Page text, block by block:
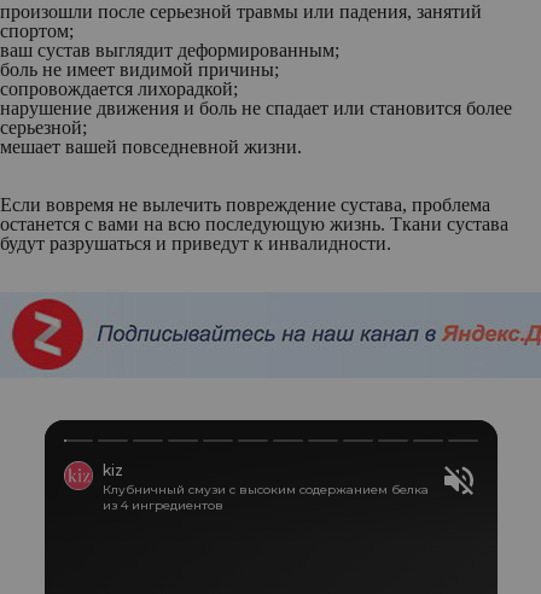
произошли после серьезной травмы или падения, занятий
спортом;
ваш сустав выглядит деформированным;
боль не имеет видимой причины;
сопровождается лихорадкой;
нарушение движения и боль не спадает или становится более
серьезной;
мешает вашей повседневной жизни.
Если вовремя не вылечить повреждение сустава, проблема
останется с вами на всю последующую жизнь. Ткани сустава
будут разрушаться и приведут к инвалидности.